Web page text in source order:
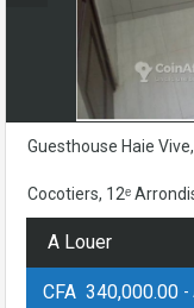
Guesthouse Haie
Cocotiers, 12ᵉ
A Louer
CFA 340,000.00 -